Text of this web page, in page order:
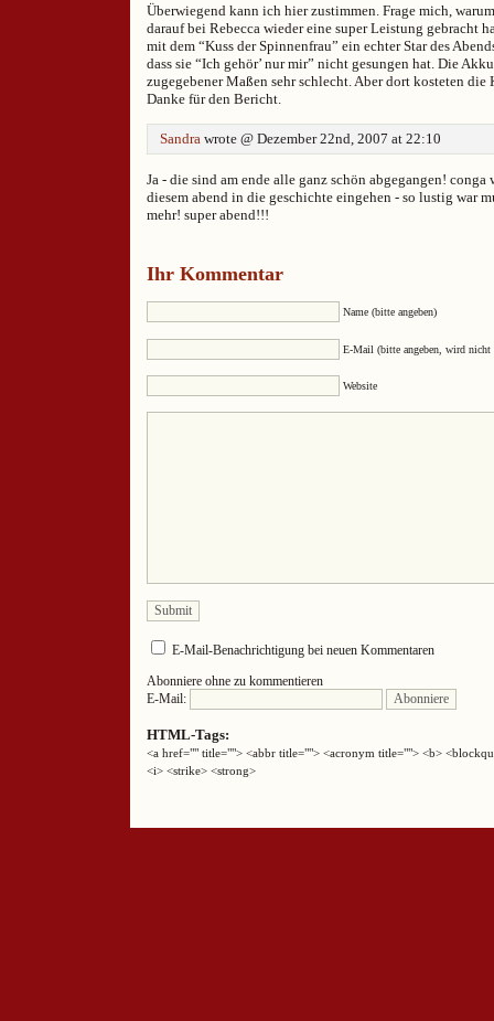
Überwiegend kann ich hier zustimmen. Frage mich,
darauf bei Rebecca wieder eine super Leistung gebracht
mit dem “Kuss der Spinnenfrau” ein echter Star des
dass sie “Ich gehör’ nur mir” nicht gesungen hat. Die
zugegebener Maßen sehr schlecht. Aber dort kosteten die
Danke für den Bericht.
Sandra wrote @ Dezember 22nd, 2007 at 22:10
Ja - die sind am ende alle ganz schön abgegangen! conga
diesem abend in die geschichte eingehen - so lustig war
mehr! super abend!!!
Ihr Kommentar
Name (bitte angeben)
E-Mail (bitte angeben, wird nicht
Website
E-Mail-Benachrichtigung bei neuen Kommentaren
Abonniere ohne zu kommentieren
E-Mail:
HTML-Tags:
<a href="" title=""> <abbr title=""> <acronym title=""> <b>
<i> <strike> <strong>